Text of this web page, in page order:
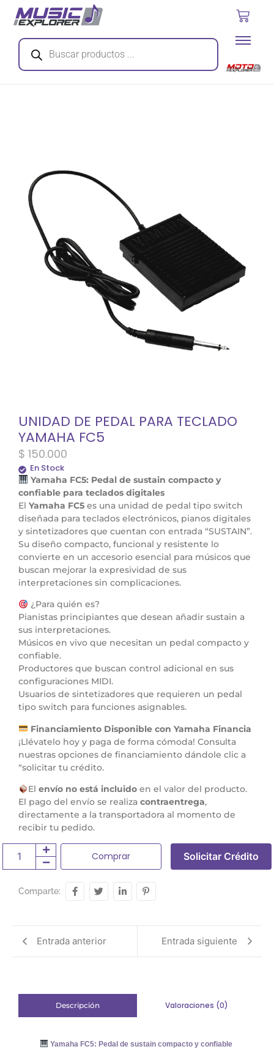
UNIDAD DE PEDAL PARA TECLADO
YAMAHA FC5
$ 150.000
En Stock
Yamaha FC5: Pedal de sustain compacto y
confiable para teclados digitales
El Yamaha FC5 es una unidad de pedal tipo switch
diseñada para teclados electrónicos, pianos digitales
y sintetizadores que cuentan con entrada “SUSTAIN”.
Su diseño compacto, funcional y resistente lo
convierte en un accesorio esencial para músicos que
buscan mejorar la expresividad de sus
interpretaciones sin complicaciones.
¿Para quién es?
Pianistas principiantes que desean añadir sustain a
sus interpretaciones.
Músicos en vivo que necesitan un pedal compacto y
confiable.
Productores que buscan control adicional en sus
configuraciones MIDI.
Usuarios de sintetizadores que requieren un pedal
tipo switch para funciones asignables.
Financiamiento Disponible con Yamaha Financia
¡Llévatelo hoy y paga de forma cómoda! Consulta
nuestras opciones de financiamiento dándole clic a
“solicitar tu crédito.
El envío no está incluidoen el valor del producto.
El pago del envío se realiza contraentrega,
directamente a la transportadora al momento de
recibir tu pedido.
Comprar Solicitar Crédito
Comparte:
Entrada anterior Entrada siguiente
Descripción Valoraciones (0)
Yamaha FC5: Pedal de sustain compacto y confiable